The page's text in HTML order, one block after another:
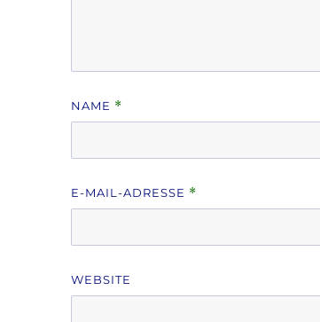
NAME *
E-MAIL-ADRESSE *
WEBSITE